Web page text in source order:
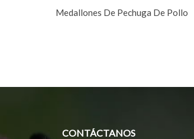
Medallones De Pechuga De Pollo
CONTÁCTANOS